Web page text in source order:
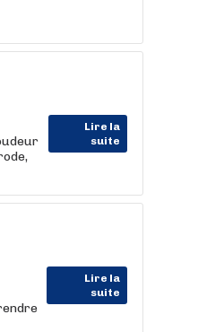
Lire la
suite
Lire la
suite